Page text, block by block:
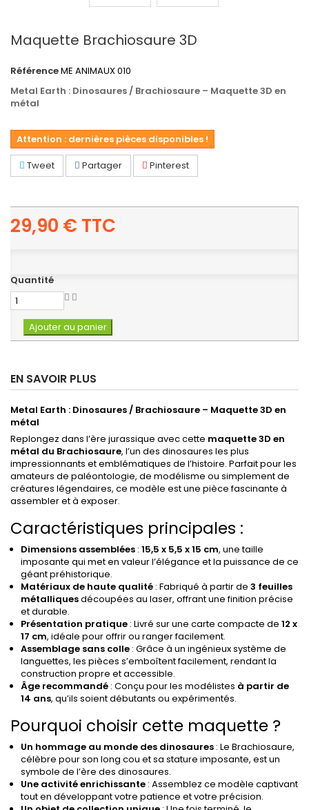
Maquette Brachiosaure 3D
RéférenceME ANIMAUX 010
Metal Earth : Dinosaures / Brachiosaure – Maquette 3D en
métal
Attention : dernières pièces disponibles !
Tweet
Partager Pinterest
29,90 € TTC
Quantité
Ajouter au panier
EN SAVOIR PLUS
Metal Earth : Dinosaures / Brachiosaure – Maquette 3D en
métal
Replongez dans l’ère jurassique avec cette maquette 3D en
métal du Brachiosaure, l’un des dinosaures les plus
impressionnants et emblématiques de l’histoire. Parfait pour les
amateurs de paléontologie, de modélisme ou simplement de
créatures légendaires, ce modèle est une pièce fascinante à
assembler et à exposer.
Caractéristiques principales :
Dimensions assemblées : 15,5 x 5,5 x 15 cm, une taille
imposante qui met en valeur l’élégance et la puissance de ce
géant préhistorique.
Matériaux de haute qualité : Fabriqué à partir de 3 feuilles
métalliquesdécoupées au laser, offrant une finition précise
et durable.
Présentation pratique : Livré sur une carte compacte de 12 x
17 cm, idéale pour offrir ou ranger facilement.
Assemblage sans colle : Grâce à un ingénieux système de
languettes, les pièces s’emboîtent facilement, rendant la
construction propre et accessible.
Âge recommandé : Conçu pour les modélistes à partir de
14 ans, qu’ils soient débutants ou expérimentés.
Pourquoi choisir cette maquette ?
Un hommage au monde des dinosaures : Le Brachiosaure,
célèbre pour son long cou et sa stature imposante, est un
symbole de l’ère des dinosaures.
Une activité enrichissante : Assemblez ce modèle captivant
tout en développant votre patience et votre précision.